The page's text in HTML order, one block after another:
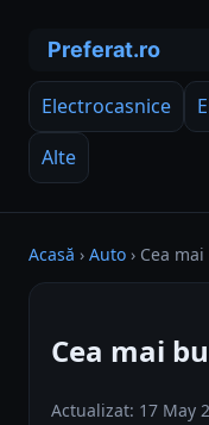
Electrocasnice
Alte
Acasă › Auto › Cea
Cea mai
Actualizat: 17 May